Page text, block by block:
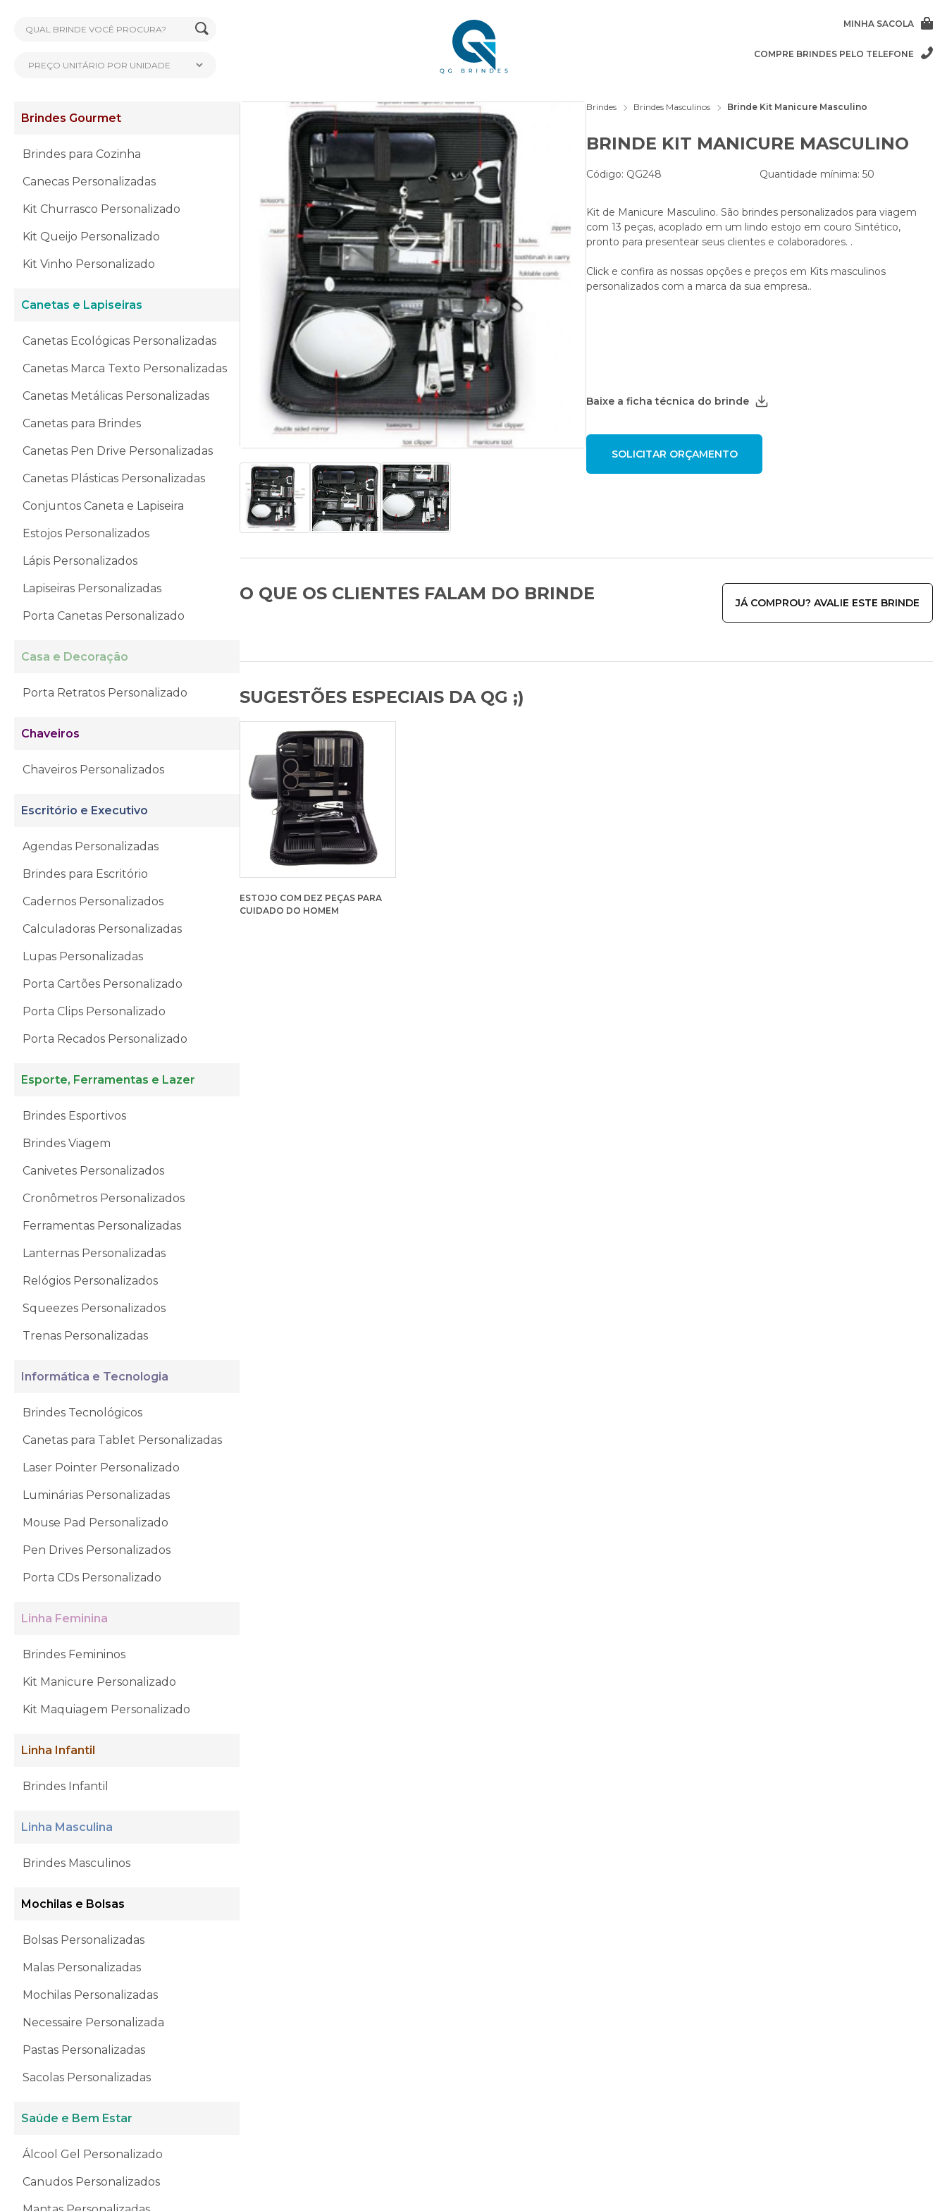
MINHA SACOLA
COMPRE BRINDES PELO TELEFONE
Brindes Gourmet
Brindes para Cozinha
Canecas Personalizadas
Kit Churrasco Personalizado
Kit Queijo Personalizado
Kit Vinho Personalizado
Canetas e Lapiseiras
Canetas Ecológicas Personalizadas
Canetas Marca Texto Personalizadas
Canetas Metálicas Personalizadas
Canetas para Brindes
Canetas Pen Drive Personalizadas
Canetas Plásticas Personalizadas
Conjuntos Caneta e Lapiseira
Estojos Personalizados
Lápis Personalizados
Lapiseiras Personalizadas
Porta Canetas Personalizado
Casa e Decoração
Porta Retratos Personalizado
Chaveiros
Chaveiros Personalizados
Escritório e Executivo
Agendas Personalizadas
Brindes para Escritório
Cadernos Personalizados
Calculadoras Personalizadas
Lupas Personalizadas
Porta Cartões Personalizado
Porta Clips Personalizado
Porta Recados Personalizado
Esporte, Ferramentas e Lazer
Brindes Esportivos
Brindes Viagem
Canivetes Personalizados
Cronômetros Personalizados
Ferramentas Personalizadas
Lanternas Personalizadas
Relógios Personalizados
Squeezes Personalizados
Trenas Personalizadas
Informática e Tecnologia
Brindes Tecnológicos
Canetas para Tablet Personalizadas
Laser Pointer Personalizado
Luminárias Personalizadas
Mouse Pad Personalizado
Pen Drives Personalizados
Porta CDs Personalizado
Linha Feminina
Brindes Femininos
Kit Manicure Personalizado
Kit Maquiagem Personalizado
Linha Infantil
Brindes Infantil
Linha Masculina
Brindes Masculinos
Mochilas e Bolsas
Bolsas Personalizadas
Malas Personalizadas
Mochilas Personalizadas
Necessaire Personalizada
Pastas Personalizadas
Sacolas Personalizadas
Saúde e Bem Estar
Álcool Gel Personalizado
Canudos Personalizados
Brindes Brindes Masculinos Brinde Kit Manicure Masculino
BRINDE KIT MANICURE MASCULINO
Código: QG248 Quantidade mínima: 50
Kit de Manicure Masculino. São brindes personalizados para viagem
com 13 peças, acoplado em um lindo estojo em couro Sintético,
pronto para presentear seus clientes e colaboradores. .
Click e confira as nossas opções e preços em Kits masculinos
personalizados com a marca da sua empresa..
Baixe a ficha técnica do brinde
O QUE OS CLIENTES FALAM DO BRINDE JÁ COMPROU? AVALIE ESTE BRINDE
SUGESTÕES ESPECIAIS DA QG ;)
ESTOJO COM DEZ PEÇAS PARA
CUIDADO DO HOMEM